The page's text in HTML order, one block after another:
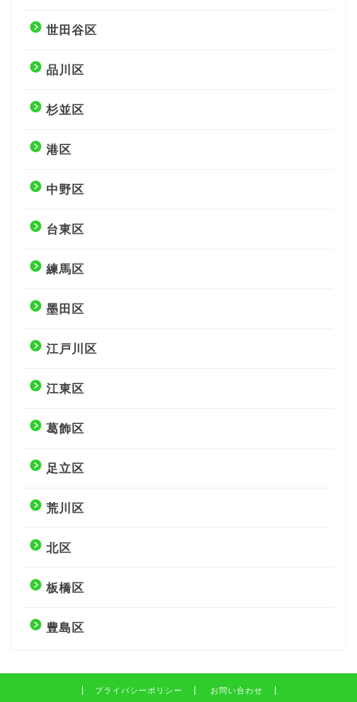
世田谷区
品川区
杉並区
港区
中野区
台東区
練馬区
墨田区
江戸川区
江東区
葛飾区
足立区
荒川区
北区
板橋区
豊島区
プライバシーポリシー お問い合わせ